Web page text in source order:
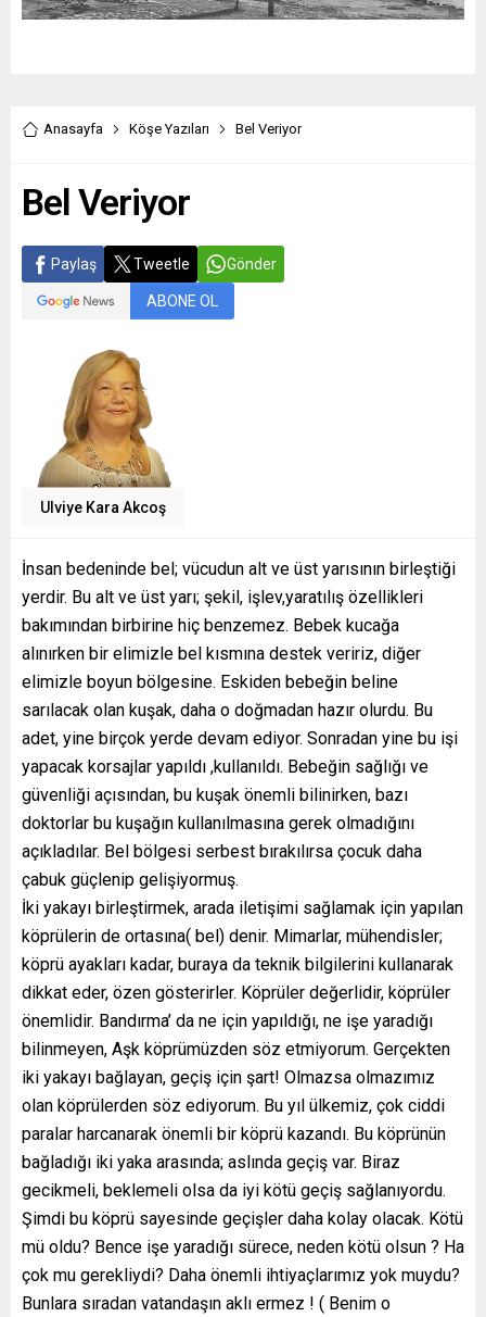
Anasayfa Köşe Yazıları Bel Veriyor
Bel Veriyor
Paylaş Tweetle Gönder
ABONE OL
Ulviye Kara Akcoş
İnsan bedeninde bel; vücudun alt ve üst yarısının birleştiği
yerdir. Bu alt ve üst yarı; şekil, işlev,yaratılış özellikleri
bakımından birbirine hiç benzemez. Bebek kucağa
alınırken bir elimizle bel kısmına destek veririz, diğer
elimizle boyun bölgesine. Eskiden bebeğin beline
sarılacak olan kuşak, daha o doğmadan hazır olurdu. Bu
adet, yine birçok yerde devam ediyor. Sonradan yine bu işi
yapacak korsajlar yapıldı ,kullanıldı. Bebeğin sağlığı ve
güvenliği açısından, bu kuşak önemli bilinirken, bazı
doktorlar bu kuşağın kullanılmasına gerek olmadığını
açıkladılar. Bel bölgesi serbest bırakılırsa çocuk daha
çabuk güçlenip gelişiyormuş.
İki yakayı birleştirmek, arada iletişimi sağlamak için yapılan
köprülerin de ortasına( bel) denir. Mimarlar, mühendisler;
köprü ayakları kadar, buraya da teknik bilgilerini kullanarak
dikkat eder, özen gösterirler. Köprüler değerlidir, köprüler
önemlidir. Bandırma’ da ne için yapıldığı, ne işe yaradığı
bilinmeyen, Aşk köprümüzden söz etmiyorum. Gerçekten
iki yakayı bağlayan, geçiş için şart! Olmazsa olmazımız
olan köprülerden söz ediyorum. Bu yıl ülkemiz, çok ciddi
paralar harcanarak önemli bir köprü kazandı. Bu köprünün
bağladığı iki yaka arasında; aslında geçiş var. Biraz
gecikmeli, beklemeli olsa da iyi kötü geçiş sağlanıyordu.
Şimdi bu köprü sayesinde geçişler daha kolay olacak. Kötü
mü oldu? Bence işe yaradığı sürece, neden kötü olsun ? Ha
çok mu gerekliydi? Daha önemli ihtiyaçlarımız yok muydu?
Bunlara sıradan vatandaşın aklı ermez ! ( Benim o